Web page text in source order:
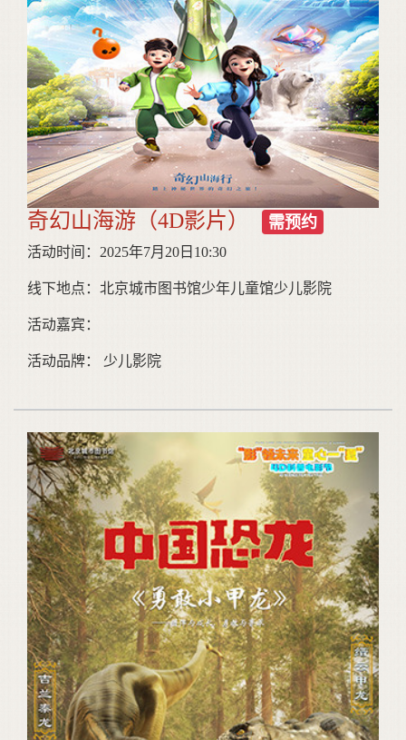
奇幻山海游（4D影片） 需预约
活动时间：2025年7月20日10:30
线下地点：北京城市图书馆少年儿童馆少儿影院
活动嘉宾：
活动品牌： 少儿影院